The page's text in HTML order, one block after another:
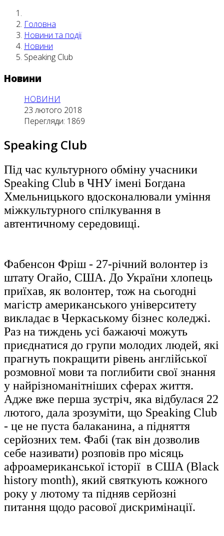
Головна
Новини та події
Новини
Speaking Club
Новини
НОВИНИ
23 лютого 2018
Перегляди: 1869
Speaking Club
Під час культурного обміну учасники
Speaking Club в ЧНУ імені Богдана
Хмельницького вдосконалювали уміння
міжкультурного спілкування в
автентичному середовищі.
Фабенсон Фріш - 27-річний волонтер із
штату Огайо, США. До України хлопець
приїхав, як волонтер, тож на сьогодні
магістр американського університету
викладає в Черкаському бізнес коледжі.
Раз на тиждень усі бажаючі можуть
приєднатися до групи молодих людей, які
прагнуть покращити рівень англійської
розмовної мови та поглибити свої знання
у найрізноманітніших сферах життя.
Адже вже перша зустріч, яка відбулася 22
лютого, дала зрозуміти, що Speaking Club
- це не пуста балаканина, а підняття
серйозних тем. Фабі (так він дозволив
себе називати) розповів про місяць
афроамериканської історії в США (Black
history month), який святкують кожного
року у лютому та підняв серйозні
питання щодо расової дискримінації.